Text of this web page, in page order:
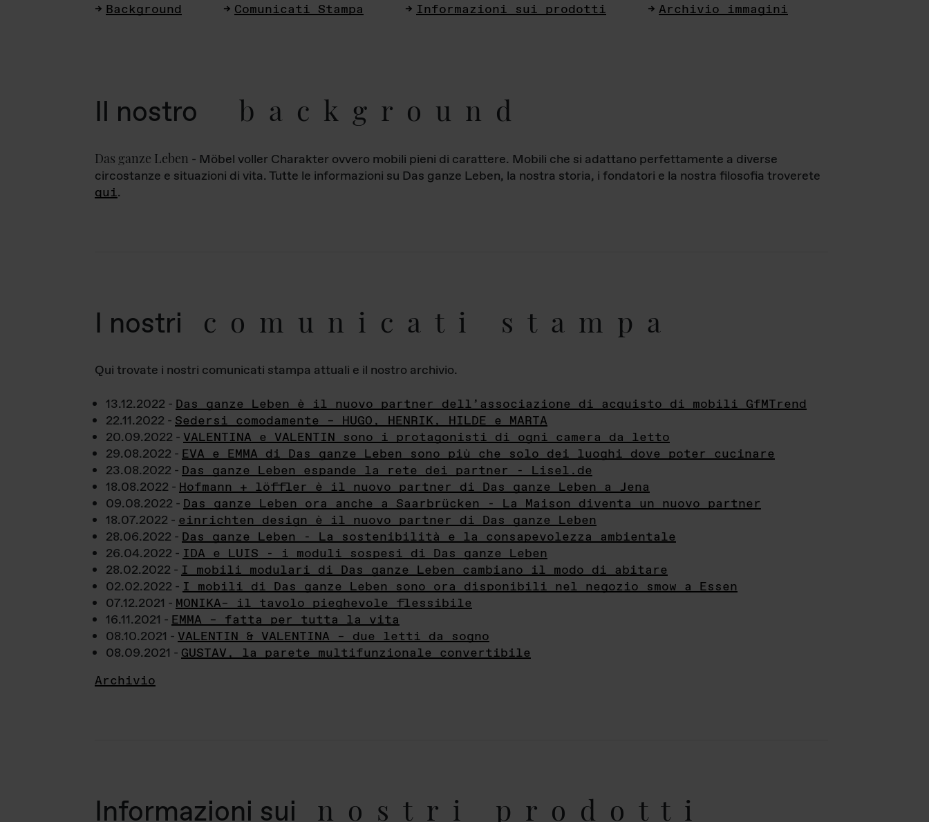
Background Comunicati Stampa Informazioni sui prodotti Archivio immagini
Il nostro background
Das ganze Leben - Möbel voller Charakter ovvero mobili pieni di carattere. Mobili che si adattano perfettamente a diverse
circostanze e situazioni di vita. Tutte le informazioni su Das ganze Leben, la nostra storia, i fondatori e la nostra filosofia troverete
qui.
I nostri comunicati stampa
Qui trovate i nostri comunicati stampa attuali e il nostro archivio.
13.12.2022 - Das ganze Leben è il nuovo partner dell’associazione di acquisto di mobili GfMTrend
22.11.2022 - Sedersi comodamente – HUGO, HENRIK, HILDE e MARTA
20.09.2022 - VALENTINA e VALENTIN sono i protagonisti di ogni camera da letto
29.08.2022 - EVA e EMMA di Das ganze Leben sono più che solo dei luoghi dove poter cucinare
23.08.2022 - Das ganze Leben espande la rete dei partner - Lisel.de
18.08.2022 - Hofmann + löffler è il nuovo partner di Das ganze Leben a Jena
09.08.2022 - Das ganze Leben ora anche a Saarbrücken - La Maison diventa un nuovo partner
18.07.2022 - einrichten design è il nuovo partner di Das ganze Leben
28.06.2022 - Das ganze Leben - La sostenibilità e la consapevolezza ambientale
26.04.2022 - IDA e LUIS - i moduli sospesi di Das ganze Leben
28.02.2022 - I mobili modulari di Das ganze Leben cambiano il modo di abitare
02.02.2022 - I mobili di Das ganze Leben sono ora disponibili nel negozio smow a Essen
07.12.2021 - MONIKA– il tavolo pieghevole flessibile
16.11.2021 - EMMA – fatta per tutta la vita
08.10.2021 - VALENTIN & VALENTINA – due letti da sogno
08.09.2021 - GUSTAV, la parete multifunzionale convertibile
Archivio
Informazioni sui nostri prodotti